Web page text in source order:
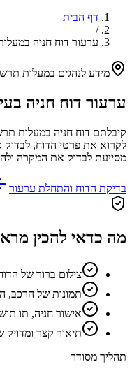
דף הבית
/
ערעור דוח חניה
מידע לנהגים במעלות
ערעור דוח חניה
קיבלתם דוח חניה במעלות
מסייעת לבדוק את המקרה
בדיקת הדוח והתחלת ערעור
מה כדאי להכין
צילום ברור של
תמונות של הרכב,
אישור חניה, תו
תיאור קצר
תהליך מסודר